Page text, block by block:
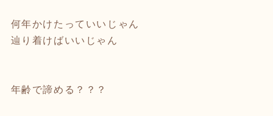
何年かけたっていいじゃん
辿り着けばいいじゃん
年齢で諦める？？？